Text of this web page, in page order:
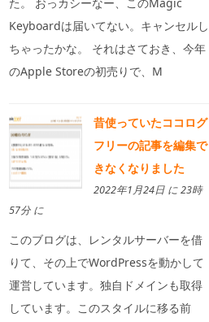
た。 おっカシーなー、このMagic
Keyboardは届いてない。キャンセルし
ちゃったかな。 それはさておき、今年
のApple Storeの初売りで、M
昔使っていたココログ
フリーの記事を編集で
きなくなりました
2022年1月24日 に 23時
57分 に
このブログは、レンタルサーバーを借
りて、その上でWordPressを動かして
運営しています。独自ドメインも取得
しています。このスタイルに移る前